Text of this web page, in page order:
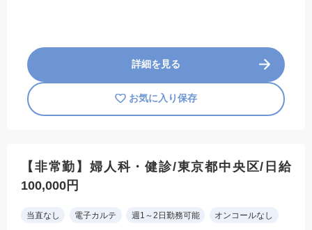
詳細を見る
お気に入り保存
【非常勤】婦人科・健診/東京都中央区/日給
100,000円
当直なし 電子カルテ 週1～2日勤務可能 オンコールなし